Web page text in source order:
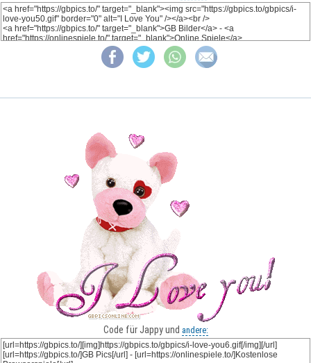
Code für Jappy und andere: